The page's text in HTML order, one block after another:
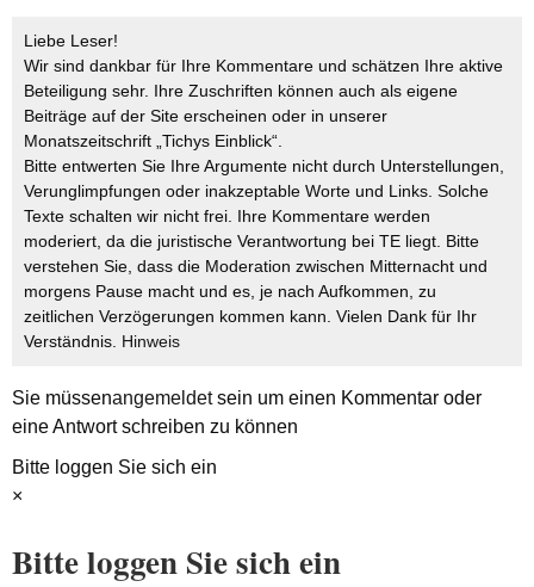
Liebe Leser!
Wir sind dankbar für Ihre Kommentare und schätzen Ihre aktive
Beteiligung sehr. Ihre Zuschriften können auch als eigene
Beiträge auf der Site erscheinen oder in unserer
Monatszeitschrift „Tichys Einblick“.
Bitte entwerten Sie Ihre Argumente nicht durch Unterstellungen,
Verunglimpfungen oder inakzeptable Worte und Links. Solche
Texte schalten wir nicht frei. Ihre Kommentare werden
moderiert, da die juristische Verantwortung bei TE liegt. Bitte
verstehen Sie, dass die Moderation zwischen Mitternacht und
morgens Pause macht und es, je nach Aufkommen, zu
zeitlichen Verzögerungen kommen kann. Vielen Dank für Ihr
Verständnis. Hinweis
Sie müssenangemeldetsein um einen Kommentar oder
eine Antwort schreiben zu können
Bitte loggen Sie sich ein
×
Bitte loggen Sie sich ein